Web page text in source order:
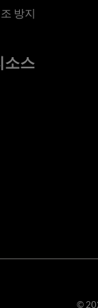
방지
소스
©